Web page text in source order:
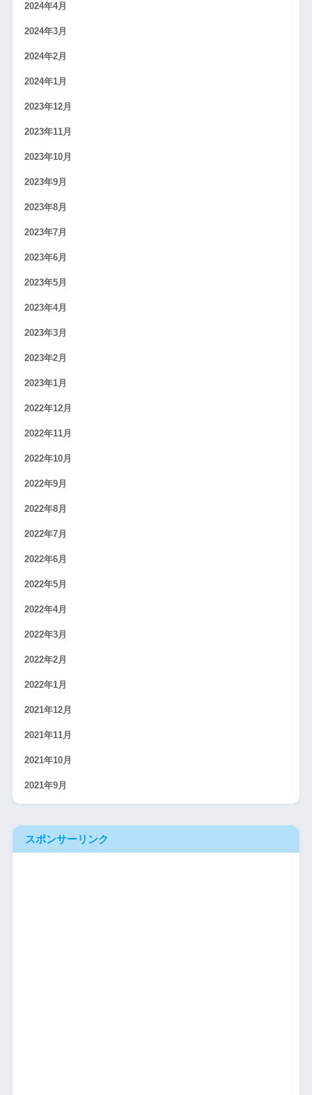
2024年4月
2024年3月
2024年2月
2024年1月
2023年12月
2023年11月
2023年10月
2023年9月
2023年8月
2023年7月
2023年6月
2023年5月
2023年4月
2023年3月
2023年2月
2023年1月
2022年12月
2022年11月
2022年10月
2022年9月
2022年8月
2022年7月
2022年6月
2022年5月
2022年4月
2022年3月
2022年2月
2022年1月
2021年12月
2021年11月
2021年10月
2021年9月
スポンサーリンク